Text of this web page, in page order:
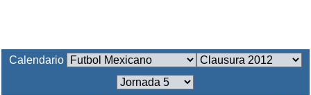
Calendario